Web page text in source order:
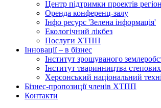
Центр підтримки проектів
Оренда конференц-залу
Інфо ресурс 'Зелена інформація'
Екологічний лікбез
Послуги ХТПП
Інновації – в бізнес
Інститут зрошуваного
Інститут тваринництва
Херсонський національний
Бізнес-пропозиції членів ХТПП
Контакти